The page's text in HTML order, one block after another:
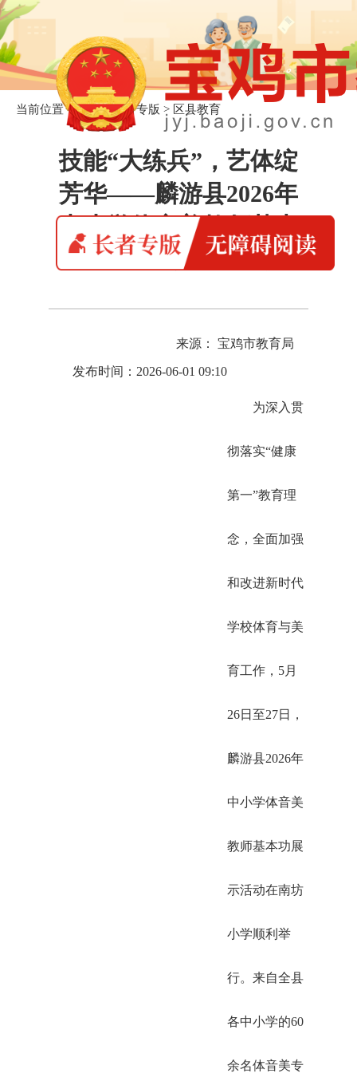
当前位置：首页>长者专版 > 区县教育
技能“大练兵”，艺体绽
芳华——麟游县2026年
中小学体音美教师基本
功展示活动圆满举行
来源： 宝鸡市教育局
发布时间：2026-06-01 09:10
为深入贯
彻落实“健康
第一”教育理
念，全面加强
和改进新时代
学校体育与美
育工作，5月
26日至27日，
麟游县2026年
中小学体音美
教师基本功展
示活动在南坊
小学顺利举
行。来自全县
各中小学的60
余名体音美专